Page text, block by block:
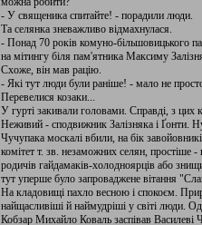
- У священика спитайте! - порадили люди.
Та селянка зневажливо відмахнулася.
- Понад 70 років комуно-більшовицького
на мітингу біля пам'ятника Максиму
Схоже, він мав рацію.
- Які тут люди були раніше! - мало не
Перевелися козаки...
У гурті закивали головами. Справді, з
Неживий - сподвижник Залізняка і Ґонти.
Чучупака москалі вбили, на бік
комітет т. зв. незаможних селян, простіше
родичів гайдамаків-холодноярців або
тут уперше було запроваджене вітання
На кладовищі пахло весною і спокоєм.
найщасливіші й наймудріші у світі люди.
Кобзар Михайло Коваль заспівав